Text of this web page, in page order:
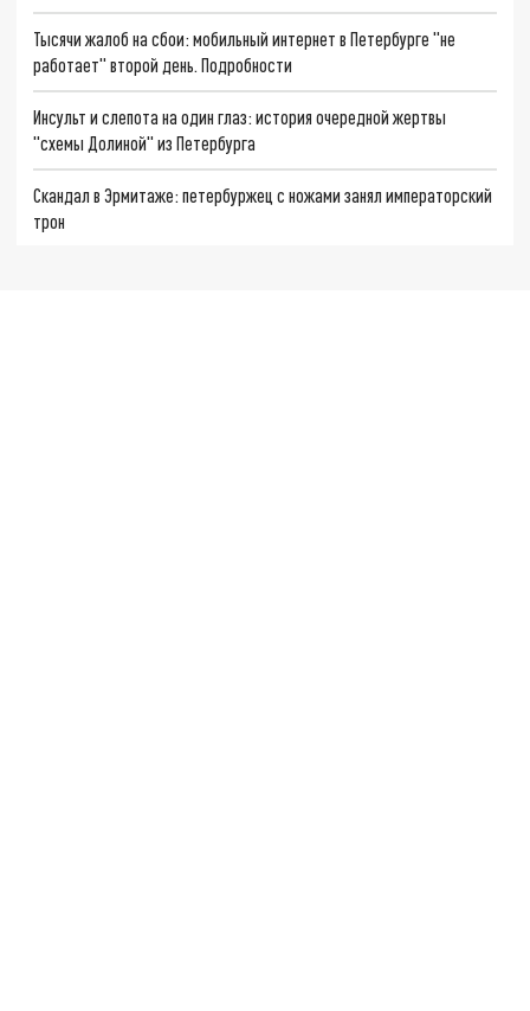
Тысячи жалоб на сбои: мобильный интернет в Петербурге "не
работает" второй день. Подробности
Инсульт и слепота на один глаз: история очередной жертвы
"схемы Долиной" из Петербурга
Скандал в Эрмитаже: петербуржец с ножами занял императорский
трон